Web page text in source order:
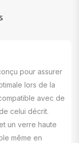
pour assurer
lors de la
avec de
celui décrit.
un verre haute
même en